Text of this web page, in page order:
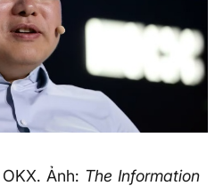
Ảnh: The Information